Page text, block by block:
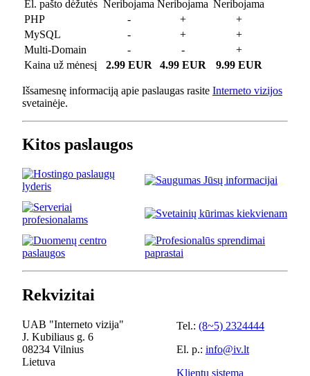
El. pašto dėžutės Neribojama Neribojama Neribojama
PHP
- +
+
MySQL
- +
+
Multi-Domain
- -
+
Kaina už mėnesį
2.99 EUR 4.99 EUR 9.99 EUR
Išsamesnę informaciją apie paslaugas rasite Interneto vizijos
svetainėje.
Kitos paslaugos
Rekvizitai
UAB "Interneto vizija"
J. Kubiliaus g. 6
08234 Vilnius
Lietuva
Tel.: (8~5) 2324444
El. p.: info@iv.lt
Klientų sistema